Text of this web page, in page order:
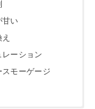
甘い
レーション
スモーゲージ